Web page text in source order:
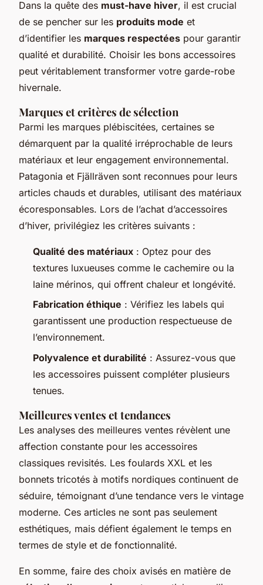
Dans la quête des must-have hiver, il est crucial
de se pencher sur les produits mode et
d’identifier les marques respectées pour garantir
qualité et durabilité. Choisir les bons accessoires
peut véritablement transformer votre garde-robe
hivernale.
Marques et critères de sélection
Parmi les marques plébiscitées, certaines se
démarquent par la qualité irréprochable de leurs
matériaux et leur engagement environnemental.
Patagonia et Fjällräven sont reconnues pour leurs
articles chauds et durables, utilisant des matériaux
écoresponsables. Lors de l’achat d’accessoires
d’hiver, privilégiez les critères suivants :
Qualité des matériaux : Optez pour des
textures luxueuses comme le cachemire ou la
laine mérinos, qui offrent chaleur et longévité.
Fabrication éthique : Vérifiez les labels qui
garantissent une production respectueuse de
l’environnement.
Polyvalence et durabilité : Assurez-vous que
les accessoires puissent compléter plusieurs
tenues.
Meilleures ventes et tendances
Les analyses des meilleures ventes révèlent une
affection constante pour les accessoires
classiques revisités. Les foulards XXL et les
bonnets tricotés à motifs nordiques continuent de
séduire, témoignant d’une tendance vers le vintage
moderne. Ces articles ne sont pas seulement
esthétiques, mais défient également le temps en
termes de style et de fonctionnalité.
En somme, faire des choix avisés en matière de